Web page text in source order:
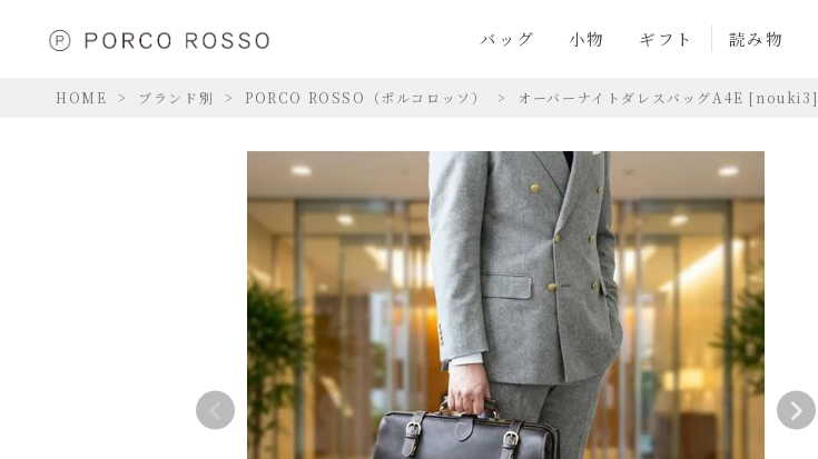
バッグ 小物 ギフト 読み物
HOME ブランド別 PORCO ROSSO（ポルコロッソ） オーバーナイトダレスバッグA4E [nouki3]